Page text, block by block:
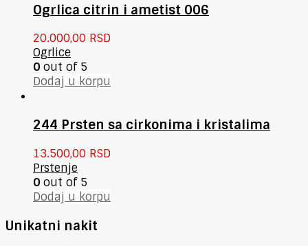
Ogrlica citrin i ametist 006
20.000,00 RSD
Ogrlice
0 out of 5
Dodaj u korpu
244 Prsten sa cirkonima i kristalima
13.500,00 RSD
Prstenje
0 out of 5
Dodaj u korpu
Unikatni nakit